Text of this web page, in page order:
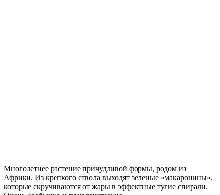
Многолетнее растение причудливой формы, родом из
Африки. Из крепкого ствола выходят зеленые «макаронины»,
которые скручиваются от жары в эффектные тугие спирали.